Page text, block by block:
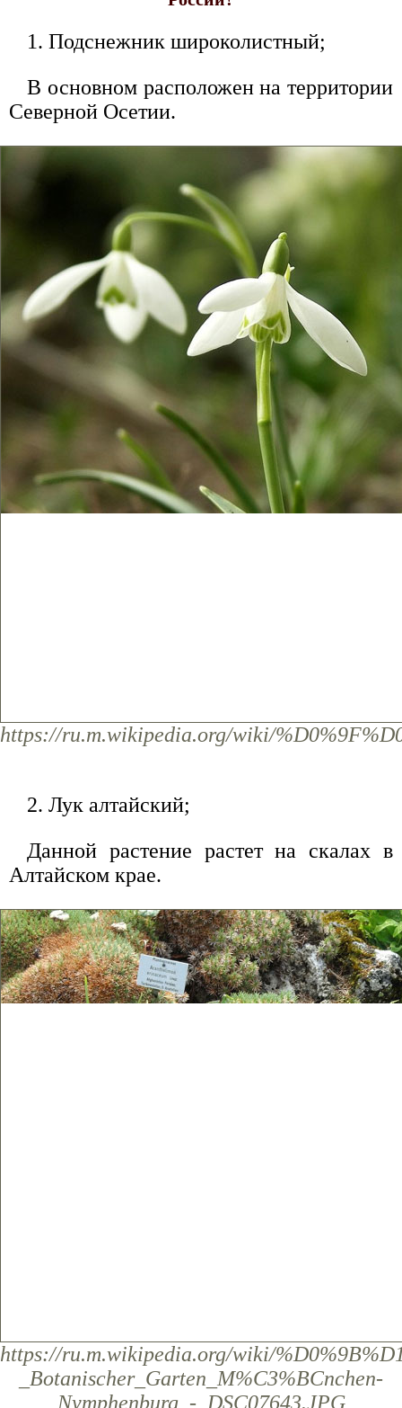
1. Подснежник широколистный;
В основном расположен на территории
Северной Осетии.
https://ru.m.wikipedia.org/wiki/
2. Лук алтайский;
Данной растение растет на скалах в
Алтайском крае.
https://ru.m.wikipedia.org/wiki/
_Botanischer_Garten_M%C3%BCnchen-
Nymphenburg_-_DSC07643.JPG